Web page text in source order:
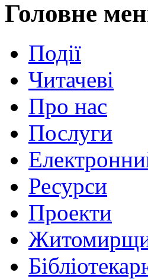
Головне
Події
Читачеві
Про нас
Послуги
Ресурси
Проекти